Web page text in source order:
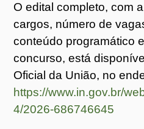
O edital completo, com
cargos, número de
conteúdo programático
concurso, está
Oficial da União, no
https://www.in.gov.br/
4/2026-686746645